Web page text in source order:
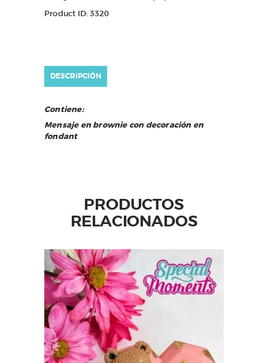
Product ID:3320
DESCRIPCIÓN
Contiene:
Mensaje en brownie con decoración en
fondant
PRODUCTOS
RELACIONADOS